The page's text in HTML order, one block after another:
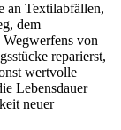
an Textilabfällen,
dem
Wegwerfens von
reparierst,
wertvolle
Lebensdauer
neuer